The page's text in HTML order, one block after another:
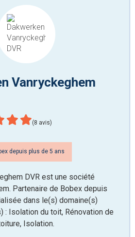
Vanryckeghem
(8 avis)
depuis plus de 5 ans
DVR est une société
Partenaire de Bobex depuis
dans le(s) domaine(s)
: Isolation du toit, Rénovation de
Isolation.